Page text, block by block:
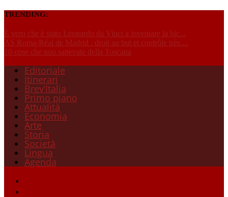
TRENDING:
È vero che è stato Leonardo da Vinci a inventare la bic...
AS Roma-Réal de Madrid : droit au but et contrôle très ...
10 cose che non sapevate della Toscana
Editoriale
Itinerari
Brev’Italia
Primo piano
Attualità
Economia
Arte
Storia
Società
Lingua
Agenda